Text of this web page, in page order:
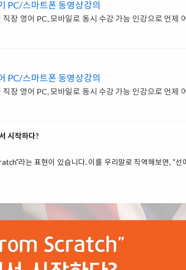
PC/스마트폰 동영상강의
장 영어 PC, 모바일로 동시 수강 가능 인강으로 언제
PC/스마트폰 동영상강의
장 영어 PC, 모바일로 동시 수강 가능 인강으로 언제
시작하다?
라는 표현이 있습니다. 이를 우리말로 직역해보면, “선